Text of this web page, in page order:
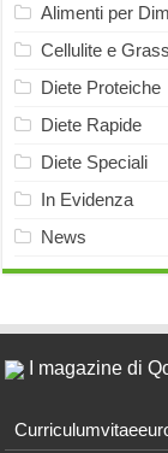
Alimenti per
Cellulite e
Diete Proteiche
Diete Rapide
Diete Speciali
In Evidenza
News
I magazine di